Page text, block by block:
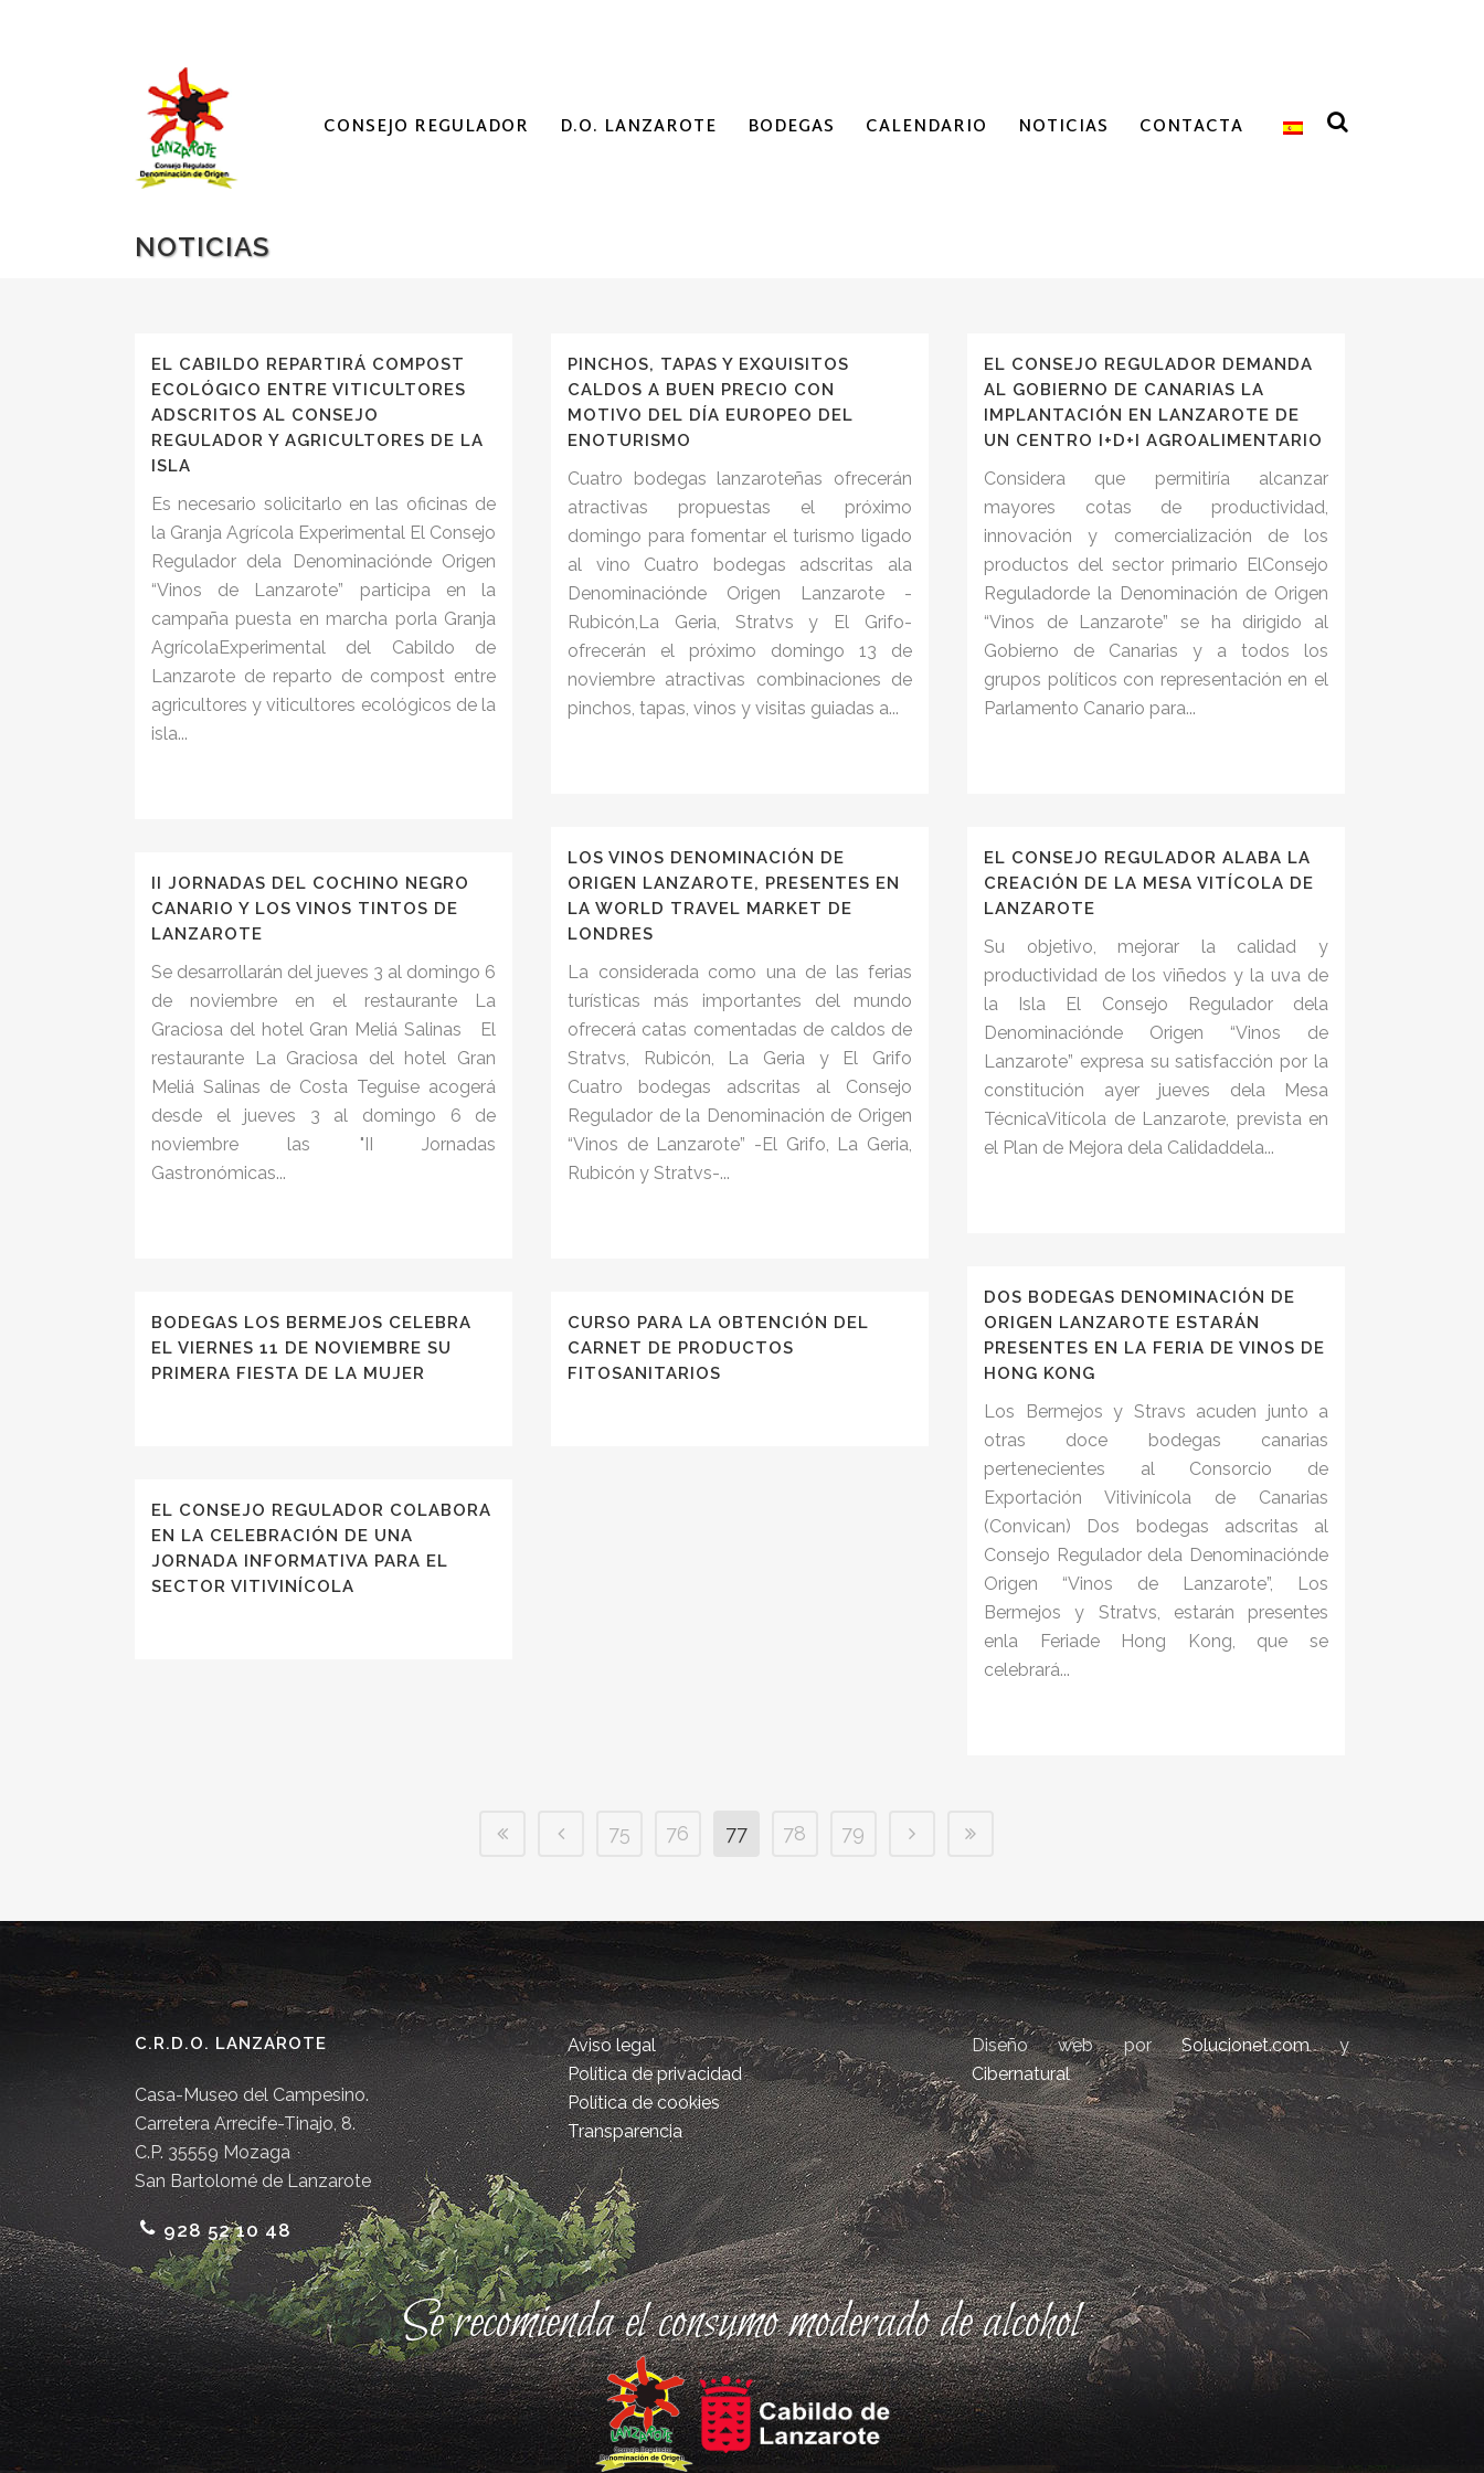
CONSEJO REGULADOR D.O. LANZAROTE BODEGAS CALENDARIO NOTICIAS CONTACTA
NOTICIAS
EL CABILDO REPARTIRÁ COMPOST
ECOLÓGICO ENTRE VITICULTORES
ADSCRITOS AL CONSEJO
REGULADOR Y AGRICULTORES DE LA
ISLA
Es necesario solicitarlo en las oficinas de
la Granja Agrícola Experimental El Consejo
Regulador dela Denominaciónde Origen
“Vinos de Lanzarote” participa en la
campaña puesta en marcha porla Granja
AgrícolaExperimental del Cabildo de
Lanzarote de reparto de compost entre
agricultores y viticultores ecológicos de la
isla...
PINCHOS, TAPAS Y EXQUISITOS
CALDOS A BUEN PRECIO CON
MOTIVO DEL DÍA EUROPEO DEL
ENOTURISMO
Cuatro bodegas lanzaroteñas ofrecerán
atractivas propuestas el próximo
domingo para fomentar el turismo ligado
al vino Cuatro bodegas adscritas ala
Denominaciónde Origen Lanzarote -
Rubicón,La Geria, Stratvs y El Grifo-
ofrecerán el próximo domingo 13 de
noviembre atractivas combinaciones de
pinchos, tapas, vinos y visitas guiadas a...
EL CONSEJO REGULADOR DEMANDA
AL GOBIERNO DE CANARIAS LA
IMPLANTACIÓN EN LANZAROTE DE
UN CENTRO I+D+I AGROALIMENTARIO
Considera que permitiría alcanzar
mayores cotas de productividad,
innovación y comercialización de los
productos del sector primario ElConsejo
Reguladorde la Denominación de Origen
“Vinos de Lanzarote” se ha dirigido al
Gobierno de Canarias y a todos los
grupos políticos con representación en el
Parlamento Canario para...
LOS VINOS DENOMINACIÓN DE
ORIGEN LANZAROTE, PRESENTES EN
LA WORLD TRAVEL MARKET DE
LONDRES
La considerada como una de las ferias
turísticas más importantes del mundo
ofrecerá catas comentadas de caldos de
Stratvs, Rubicón, La Geria y El Grifo
Cuatro bodegas adscritas al Consejo
Regulador de la Denominación de Origen
“Vinos de Lanzarote” -El Grifo, La Geria,
Rubicón y Stratvs-...
EL CONSEJO REGULADOR ALABA LA
CREACIÓN DE LA MESA VITÍCOLA DE
LANZAROTE
Su objetivo, mejorar la calidad y
productividad de los viñedos y la uva de
la Isla El Consejo Regulador dela
Denominaciónde Origen “Vinos de
Lanzarote” expresa su satisfacción por la
constitución ayer jueves dela Mesa
TécnicaVitícola de Lanzarote, prevista en
el Plan de Mejora dela Calidaddela...
II JORNADAS DEL COCHINO NEGRO
CANARIO Y LOS VINOS TINTOS DE
LANZAROTE
Se desarrollarán del jueves 3 al domingo 6
de noviembre en el restaurante La
Graciosa del hotel Gran Meliá Salinas El
restaurante La Graciosa del hotel Gran
Meliá Salinas de Costa Teguise acogerá
desde el jueves 3 al domingo 6 de
noviembre las "II Jornadas
Gastronómicas...
DOS BODEGAS DENOMINACIÓN DE
ORIGEN LANZAROTE ESTARÁN
PRESENTES EN LA FERIA DE VINOS DE
HONG KONG
Los Bermejos y Stravs acuden junto a
otras doce bodegas canarias
pertenecientes al Consorcio de
Exportación Vitivinícola de Canarias
(Convican) Dos bodegas adscritas al
Consejo Regulador dela Denominaciónde
Origen “Vinos de Lanzarote”, Los
Bermejos y Stratvs, estarán presentes
enla Feriade Hong Kong, que se
celebrará...
BODEGAS LOS BERMEJOS CELEBRA
EL VIERNES 11 DE NOVIEMBRE SU
PRIMERA FIESTA DE LA MUJER
CURSO PARA LA OBTENCIÓN DEL
CARNET DE PRODUCTOS
FITOSANITARIOS
EL CONSEJO REGULADOR COLABORA
EN LA CELEBRACIÓN DE UNA
JORNADA INFORMATIVA PARA EL
SECTOR VITIVINÍCOLA
75 76 77 78 79
C.R.D.O. LANZAROTE
Casa-Museo del Campesino.
Carretera Arrecife-Tinajo, 8.
C.P. 35559 Mozaga
San Bartolomé de Lanzarote
928 52 10 48
Aviso legal
Política de privacidad
Política de cookies
Transparencia
Diseño web porSolucionet.comy
Cibernatural
Se recomienda el consumo moderado de alcohol